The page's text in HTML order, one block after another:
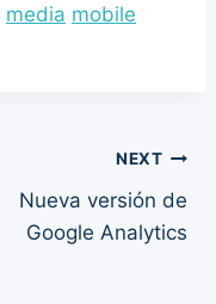
media mobile
NEXT
Nueva versión de
Google Analytics